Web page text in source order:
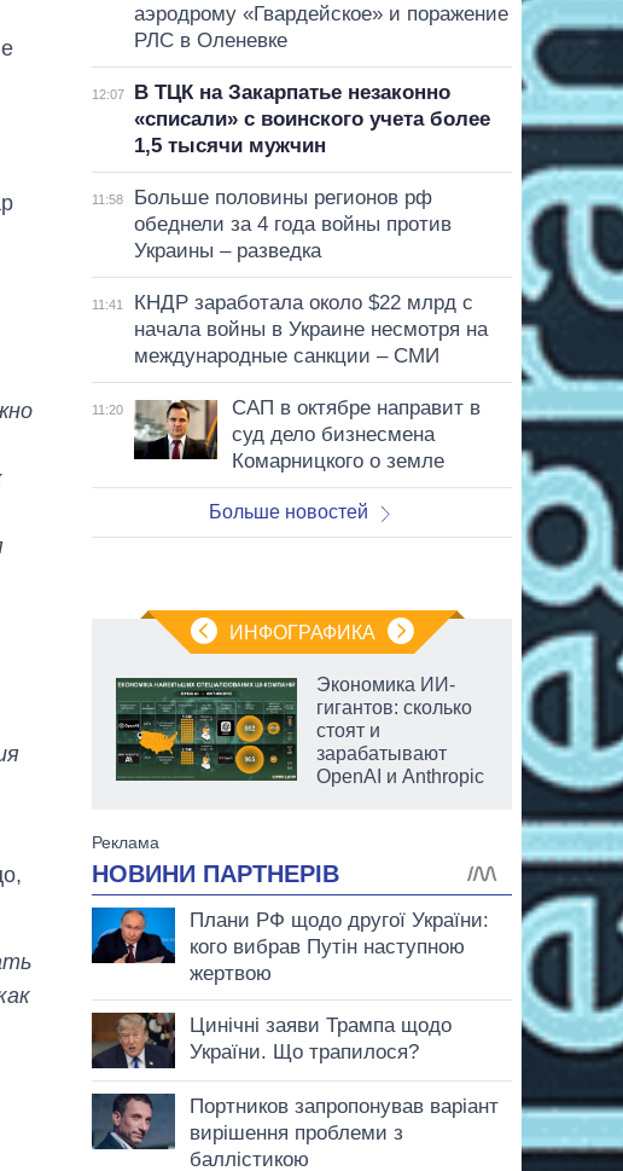
аэродрому «Гвардейское» и поражение
РЛС в Оленевке
12:07
В ТЦК на Закарпатье незаконно
«списали» с воинского учета более
1,5 тысячи мужчин
11:58
Больше половины регионов рф
обеднели за 4 года войны против
Украины – разведка
11:41
КНДР заработала около $22 млрд с
начала войны в Украине несмотря на
международные санкции – СМИ
11:20
САП в октябре направит в
суд дело бизнесмена
Комарницкого о земле
Больше новостей
ИНФОГРАФИКА
в
и
Экономика ИИ-
гигантов: сколько
стоят и
зарабатывают
OpenAI и Anthropic